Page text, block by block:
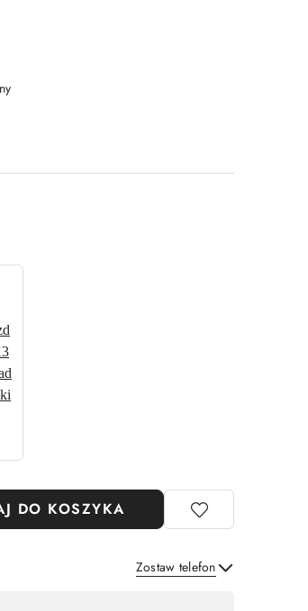
DO KOSZYKA
Zostaw telefon